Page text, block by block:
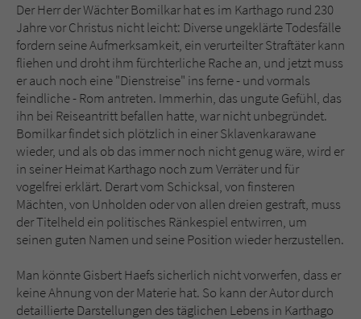
Der Herr der Wächter Bomilkar hat es im Karthago rund 230
Jahre vor Christus nicht leicht: Diverse ungeklärte Todesfälle
fordern seine Aufmerksamkeit, ein verurteilter Straftäter kann
fliehen und droht ihm fürchterliche Rache an, und jetzt muss
er auch noch eine "Dienstreise" ins ferne - und vormals
feindliche - Rom antreten. Immerhin, das ungute Gefühl, das
ihn bei Reiseantritt befallen hatte, war nicht unbegründet.
Bomilkar findet sich plötzlich in einer Sklavenkarawane
wieder, und als ob das immer noch nicht genug wäre, wird er
in seiner Heimat Karthago noch zum Verräter und für
vogelfrei erklärt. Derart vom Schicksal, von finsteren
Mächten, von Unholden oder von allen dreien gestraft, muss
der Titelheld ein politisches Ränkespiel entwirren, um
seinen guten Namen und seine Position wieder herzustellen.
Man könnte Gisbert Haefs sicherlich nicht vorwerfen, dass er
keine Ahnung von der Materie hat. So kann der Autor durch
detaillierte Darstellungen des täglichen Lebens in Karthago